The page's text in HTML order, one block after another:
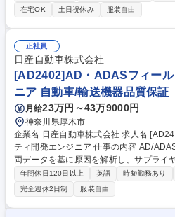
動・メカ製品（ポンプ・EGR等）を担当します。 具体的に
内OEMの技術窓口として、顧客要求仕様
もとにした技術提案、新規案件の受注に
的に複数プロジェクトをアサインします
の参加管理、本国との課題整理、不具合
で携わるため、部分最適ではなく「もの
倒的な裁量があります。 募集職種 【小田原・製品開発エンジニア】年収
最大950万円/独大手/在宅可/残業20h以内
在宅OK
土日祝休み 服装自由
正社員
日産自動車株式会社
[AD2402]AD・ADASフィー
ニア 自動車/輸送機器品質保証
月給23万円～43万9000円
神奈川県厚木市
企業名 日産自動車株式会社 求人名 [AD2402]AD・ADASフィールドクォリ
ティ開発エンジニア 仕事の内容 AD/ADASに関する市場の不具合情報や車
両データを基に原因を解析し、サプライ
ステム改善案を策定、全体のマネジメン
【詳細】(1)市場不具合・ワランティ情報
データを踏まえた一次解析、不具合原因
ー連携含む)(3)開発担当者と連携した改
年間休日120日以上 英語 時短勤務あり
完全週休2日制
服装自由